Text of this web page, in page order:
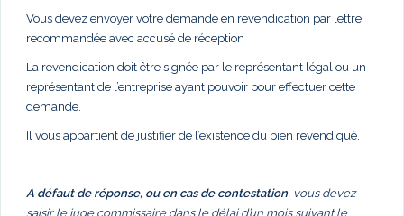
Vous devez envoyer votre demande en revendication par lettre
recommandée avec accusé de réception
La revendication doit être signée par le représentant légal ou un
représentant de l’entreprise ayant pouvoir pour effectuer cette
demande.
Il vous appartient de justifier de l’existence du bien revendiqué.
A défaut de réponse, ou en cas de contestation, vous devez
saisir le juge commissaire dans le délai d’un mois suivant le